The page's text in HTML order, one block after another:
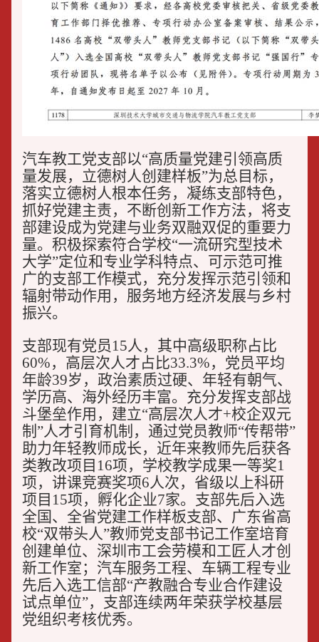
汽车教工党支部以“高质量党建引领高质
量发展，立德树人创建样板”为总目标，
落实立德树人根本任务，凝练支部特色，
抓好党建主责，不断创新工作方法，将支
部建设成为党建与业务双融双促的重要力
量。积极探索符合学校“一流研究型技术
大学”定位和专业学科特点、可示范可推
广的支部工作模式，充分发挥示范引领和
辐射带动作用，服务地方经济发展与乡村
振兴。
支部现有党员15人，其中高级职称占比
60%，高层次人才占比33.3%，党员平均
年龄39岁，政治素质过硬、年轻有朝气、
学历高、海外经历丰富。充分发挥支部战
斗堡垒作用，建立“高层次人才+校企双元
制”人才引育机制，通过党员教师“传帮带”
助力年轻教师成长，近年来教师先后获各
类教改项目16项，学校教学成果一等奖1
项，讲课竞赛奖项6人次，省级以上科研
项目15项，孵化企业7家。支部先后入选
全国、全省党建工作样板支部、广东省高
校“双带头人”教师党支部书记工作室培育
创建单位、深圳市工会劳模和工匠人才创
新工作室；汽车服务工程、车辆工程专业
先后入选工信部“产教融合专业合作建设
试点单位”，支部连续两年荣获学校基层
党组织考核优秀。